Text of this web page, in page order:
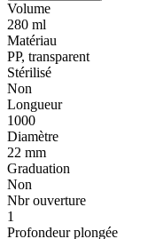
Volume
280 ml
Matériau
PP, transparent
Stérilisé
Non
Longueur
1000
Diamètre
22 mm
Graduation
Non
Nbr ouverture
1
Profondeur plongée